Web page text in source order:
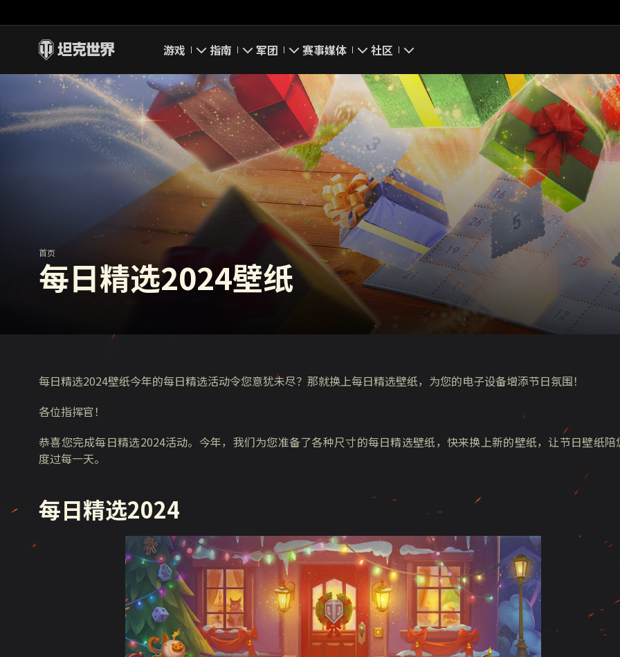
游戏
即刻下载
新闻
坦克百科
评级
指南
新手指南
高级用户
完整指南
经济系统
军团
要塞
领土战
军团评级
军团页面
赛事媒体
游戏截图
游戏壁纸
游戏音乐
你好，吾久
万圣节
《以战止战》
社区
我的资料
搜索玩家
官方自媒体
首页
每日精选2024壁纸
每日精选2024壁纸今年的每日精选活动令您意犹未尽？那就换上每日精选壁纸，为您的电子设备增添节日氛围！
各位指挥官！
恭喜您完成每日精选2024活动。今年，我们为您准备了各种尺寸的每日精选壁纸，快来换上新的壁纸，让节日壁纸陪
度过每一天。
每日精选2024